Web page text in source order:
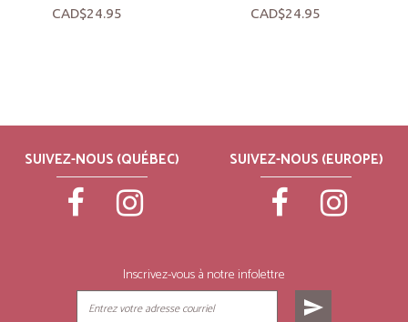
CAD$24.95 CAD$24.95
SUIVEZ-NOUS (QUÉBEC) SUIVEZ-NOUS (EUROPE)
Inscrivez-vous à notre infolettre
send